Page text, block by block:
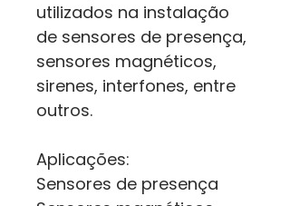
utilizados na instalação
de sensores de presença,
sensores magnéticos,
sirenes, interfones, entre
outros.
Aplicações:
Sensores de presença